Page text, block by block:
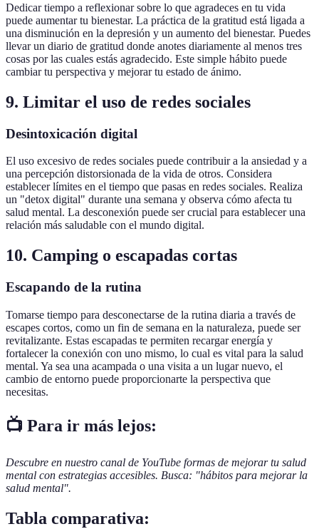
Dedicar tiempo a reflexionar sobre lo que agradeces en tu vida
puede aumentar tu bienestar. La práctica de la gratitud está ligada a
una disminución en la depresión y un aumento del bienestar. Puedes
llevar un diario de gratitud donde anotes diariamente al menos tres
cosas por las cuales estás agradecido. Este simple hábito puede
cambiar tu perspectiva y mejorar tu estado de ánimo.
9. Limitar el uso de redes sociales
Desintoxicación digital
El uso excesivo de redes sociales puede contribuir a la ansiedad y a
una percepción distorsionada de la vida de otros. Considera
establecer límites en el tiempo que pasas en redes sociales. Realiza
un "detox digital" durante una semana y observa cómo afecta tu
salud mental. La desconexión puede ser crucial para establecer una
relación más saludable con el mundo digital.
10. Camping o escapadas cortas
Escapando de la rutina
Tomarse tiempo para desconectarse de la rutina diaria a través de
escapes cortos, como un fin de semana en la naturaleza, puede ser
revitalizante. Estas escapadas te permiten recargar energía y
fortalecer la conexión con uno mismo, lo cual es vital para la salud
mental. Ya sea una acampada o una visita a un lugar nuevo, el
cambio de entorno puede proporcionarte la perspectiva que
necesitas.
📺 Para ir más lejos:
Descubre en nuestro canal de YouTube formas de mejorar tu salud
mental con estrategias accesibles. Busca: "hábitos para mejorar la
salud mental".
Tabla comparativa: